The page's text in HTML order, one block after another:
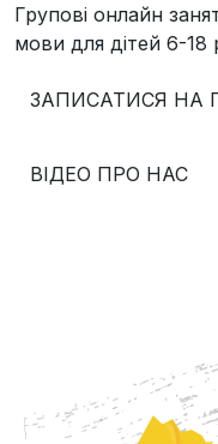
Групові онлайн
мови для дітей 6-18
ЗАПИСАТИСЯ НА
ВІДЕО ПРО НАС